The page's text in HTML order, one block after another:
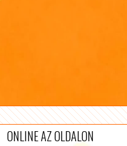
ONLINE AZ OLDALON